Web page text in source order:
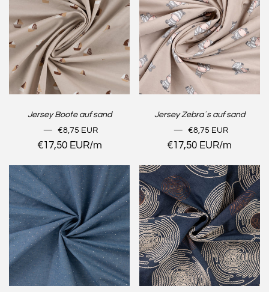
Jersey Boote auf sand
—
NORMALER PREIS
€8,75 EUR
Stückpreis
€17,50 EUR/pro
m
Jersey Zebra´s auf sand
—
NORMALER PREIS
€8,75 EUR
Stückpreis
€17,50 EUR/pro
m